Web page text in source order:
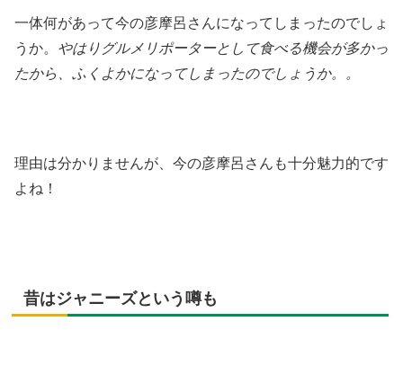
一体何があって今の彦摩呂さんになってしまったのでしょ
うか。 やはりグルメリポーターとして食べる機会が多かっ
たから、ふくよかになってしまったのでしょうか。。
理由は分かりませんが、今の彦摩呂さんも十分魅力的です
よね！
昔はジャニーズという噂も